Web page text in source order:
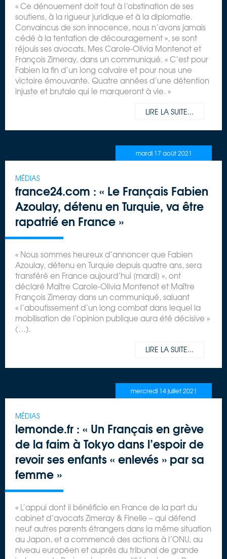
« Ce dénouement doit tout à l’obstination de ses
soutiens, à la rigueur juridique et à la diplomatie.
Convaincus de son innocence, nous n’avons jamais
cédé à la tentation de découragement », se sont
réjouis ses avocats, Mes Carole-Olivia Montenot et
François Zimeray, dans un communiqué. « C’est pour
Fabien la fin d’un long calvaire et pour nous une
victoire émouvante. Quatre années d’une détention
injuste et brutale qui le marqueront à vie. »
LIRE LA SUITE...
mardi 17 août 2021
MÉDIAS
france24.com : « Le Français Fabien
Azoulay, détenu en Turquie, va être
rapatrié en France »
« Nous sommes heureux d’annoncer que Fabien
Azoulay, détenu en Turquie depuis quatre ans, sera
transféré en France aujourd’hui [mardi] », ont
déclaré Maître Carole-Olivia Montenot et Maître
François Zimeray dans un communiqué, saluant
« l’aboutissement d’un long combat dans lequel la
mobilisation de l’opinion publique aura été décisive »
(…).
LIRE LA SUITE...
mercredi 14 juillet 2021
MÉDIAS
lemonde.fr : « Un Français en grève
de la faim à Tokyo dans l’espoir de
revoir ses enfants « enlevés » par sa
femme »
« L’appui dont il bénéficie en France de la part du
cabinet d’avocats Zimeray & Finelle – qui défend
neuf autres parents étrangers dans la même situation
au Japon, et a commencé des actions à l’ONU, au
niveau européen et auprès du tribunal de grande